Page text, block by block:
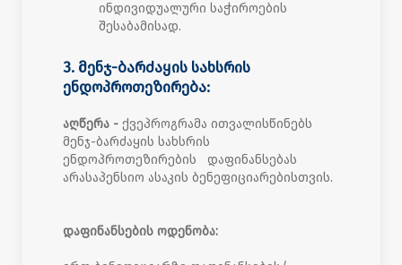
ინდივიდუალური საჭიროების
შესაბამისად.
3. მენჯ-ბარძაყის სახსრის
ენდოპროთეზირება:
აღწერა - ქვეპროგრამა ითვალისწინებს
მენჯ-ბარძაყის სახსრის
ენდოპროთეზირების დაფინანსებას
არასაპენსიო ასაკის ბენეფიციარებისთვის.
დაფინანსების ოდენობა: